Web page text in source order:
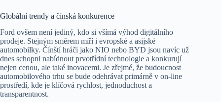
Globální trendy a čínská konkurence
Ford ovšem není jediný, kdo si všímá výhod digitálního
prodeje. Stejným směrem míří i evropské a asijské
automobilky. Čínští hráči jako NIO nebo BYD jsou navíc už
dnes schopni nabídnout prvotřídní technologie a konkurují
nejen cenou, ale také inovacemi. Je zřejmé, že budoucnost
automobilového trhu se bude odehrávat primárně v on-line
prostředí, kde je klíčová rychlost, jednoduchost a
transparentnost.